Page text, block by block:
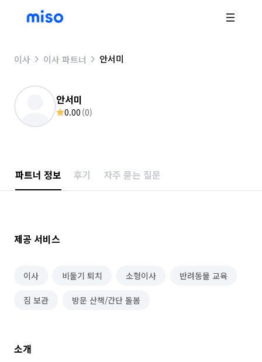
이사 이사 파트너 안서미
안서미
0.00 (0)
파트너 정보 후기 자주 묻는 질문
제공 서비스
이사 비둘기 퇴치 소형이사 반려동물 교육
짐 보관 방문 산책/간단 돌봄
소개